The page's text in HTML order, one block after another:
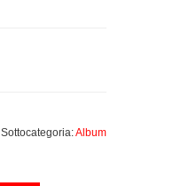
. Sottocategoria:Album